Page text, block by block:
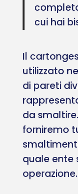
cui hai
Il
utilizzato
di pareti
da
forniremo
quale ente
operazione.